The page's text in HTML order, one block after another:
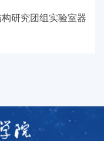
研究团组实验室器